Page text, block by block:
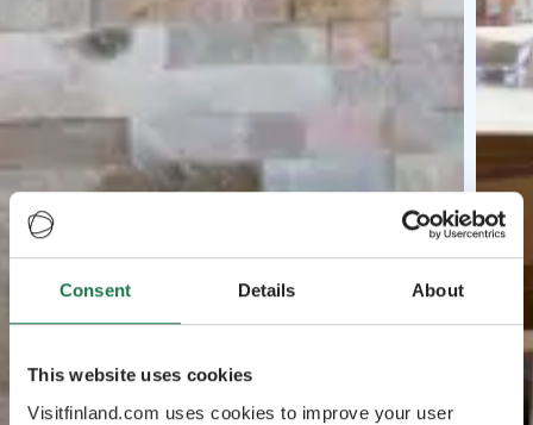
Consent Details About
This website uses cookies
Visitfinland.com uses cookies to improve your user